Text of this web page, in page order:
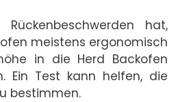
hat,
meistens ergonomisch
in die Herd Backofen
Ein Test kann helfen, die
bestimmen.